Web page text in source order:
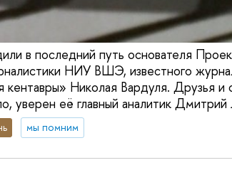
в последний путь основателя
НИУ ВШЭ, известного
Николая Вардуля. Друзья и
уверен её главный аналитик
мы помним